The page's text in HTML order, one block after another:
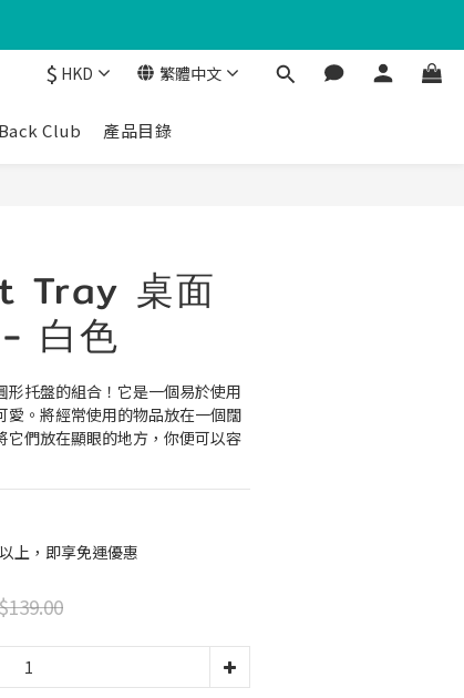
$ HKD 繁體中文
Club 產品目錄
Tray 桌面
白色
托盤的組合！它是一個易於使用
愛。將經常使用的物品放在一個闊
它們放在顯眼的地方，你便可以容
上，即享免運優惠